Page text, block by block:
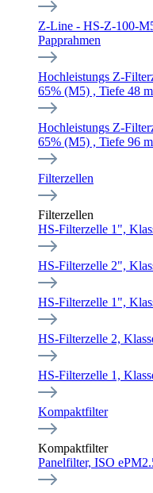
Z-Line - HS-Z-100-
Papprahmen
Hochleistungs Z-
65% (M5) , Tiefe 48
Hochleistungs Z-
65% (M5) , Tiefe 96
Filterzellen
Filterzellen
HS-Filterzelle 1",
HS-Filterzelle 2",
HS-Filterzelle 1",
HS-Filterzelle 2,
HS-Filterzelle 1,
Kompaktfilter
Kompaktfilter
Panelfilter, ISO